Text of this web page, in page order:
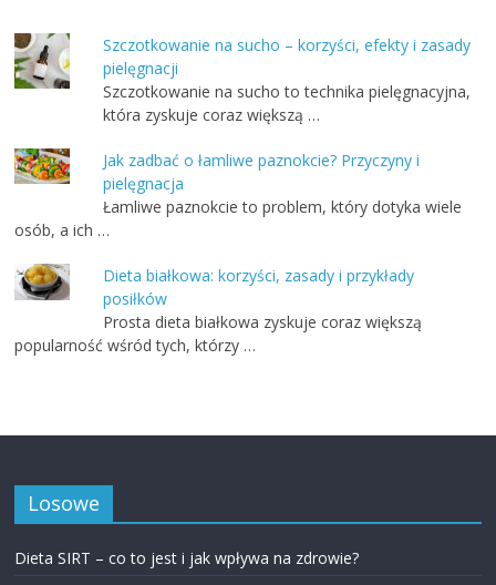
Szczotkowanie na sucho – korzyści, efekty i zasady
pielęgnacji
Szczotkowanie na sucho to technika pielęgnacyjna,
która zyskuje coraz większą …
Jak zadbać o łamliwe paznokcie? Przyczyny i
pielęgnacja
Łamliwe paznokcie to problem, który dotyka wiele
osób, a ich …
Dieta białkowa: korzyści, zasady i przykłady
posiłków
Prosta dieta białkowa zyskuje coraz większą
popularność wśród tych, którzy …
Losowe
Dieta SIRT – co to jest i jak wpływa na zdrowie?